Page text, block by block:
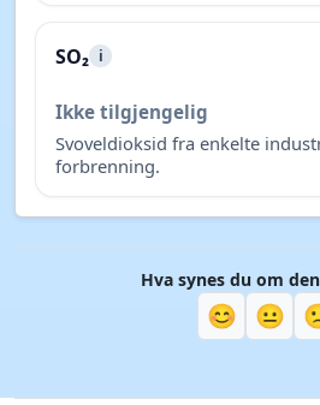
SO₂ i
Ikke tilgjengelig
Svoveldioksid fra enkelte
forbrenning.
Hva synes du om
😊 😐